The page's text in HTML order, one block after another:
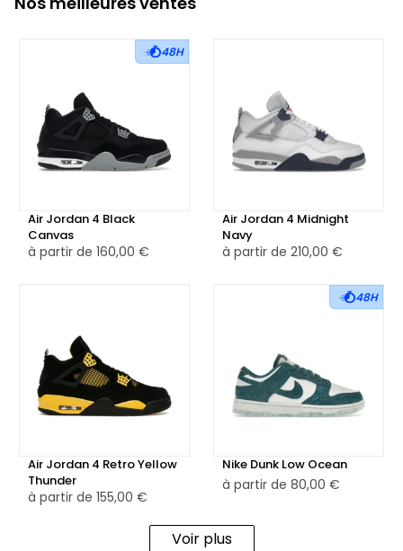
48H
Air Jordan 4 Black
Canvas
à partir de 160,00 €
Air Jordan 4 Midnight
Navy
à partir de 210,00 €
Air Jordan 4 Retro Yellow
Thunder
à partir de 155,00 €
48H
Nike Dunk Low Ocean
à partir de 80,00 €
Voir plus